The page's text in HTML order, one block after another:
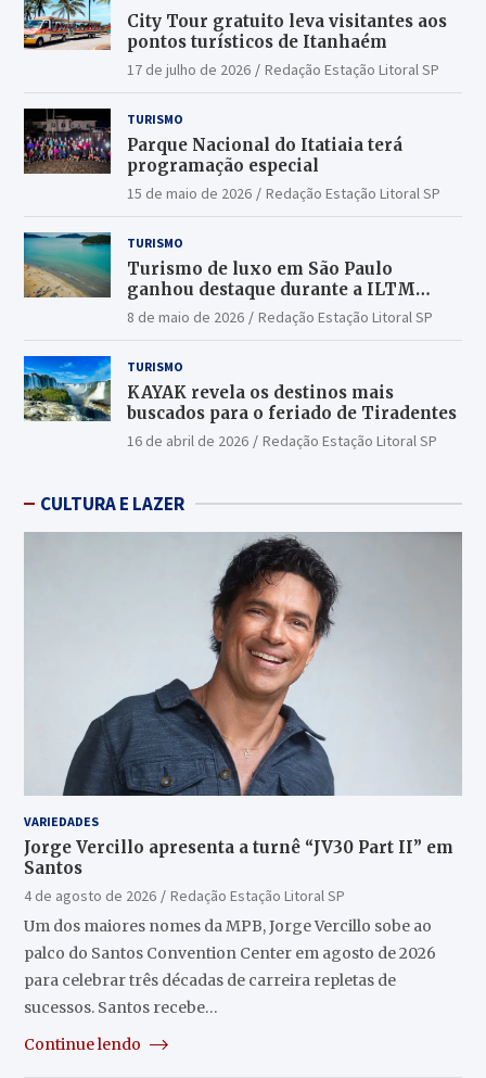
City Tour gratuito leva visitantes aos
pontos turísticos de Itanhaém
17 de julho de 2026 Redação Estação Litoral SP
TURISMO
Parque Nacional do Itatiaia terá
programação especial
15 de maio de 2026 Redação Estação Litoral SP
TURISMO
Turismo de luxo em São Paulo
ganhou destaque durante a ILTM
Latin America 2026
8 de maio de 2026 Redação Estação Litoral SP
TURISMO
KAYAK revela os destinos mais
buscados para o feriado de Tiradentes
16 de abril de 2026 Redação Estação Litoral SP
CULTURA E LAZER
VARIEDADES
Jorge Vercillo apresenta a turnê “JV30 Part II” em
Santos
4 de agosto de 2026
Redação Estação Litoral SP
Um dos maiores nomes da MPB, Jorge Vercillo sobe ao
palco do Santos Convention Center em agosto de 2026
para celebrar três décadas de carreira repletas de
sucessos. Santos recebe…
Continue lendo